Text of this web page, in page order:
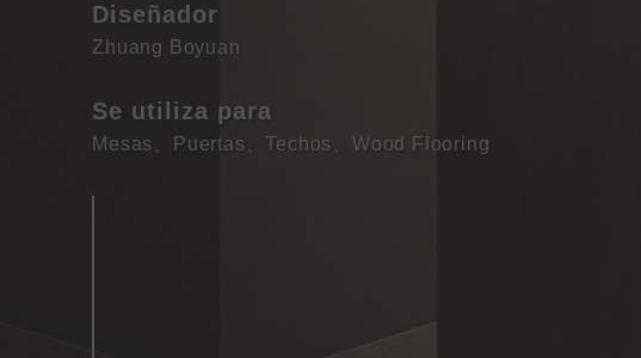
Diseñador
Zhuang Boyuan
Se utiliza para
Mesas Puertas 、Techos 、Wood Flooring